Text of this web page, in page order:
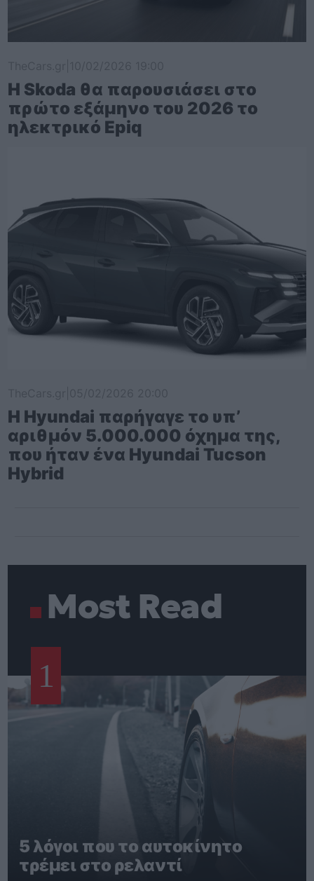
Η Skoda θα παρουσιάσει στο
πρώτο εξάμηνο του 2026 το
ηλεκτρικό Epiq
Η Hyundai παρήγαγε το υπ’
αριθμόν 5.000.000 όχημα της,
που ήταν ένα Hyundai Tucson
Hybrid
Most Read
1
5 λόγοι που το αυτοκίνητο
τρέμει στο ρελαντί